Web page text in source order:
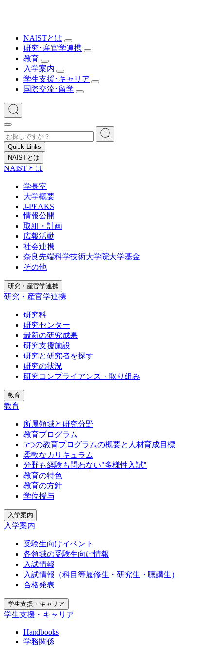
NAISTとは
研究･産官学連携
教育
入学案内
学生支援･キャリア
国際交流･留学
Quick Links
NAISTとは
NAISTとは
学長室
大学概要
J-PEAKS
情報公開
取組・計画
広報活動
社会連携
奈良先端科学技術大学院大学基金
その他
研究・産官学連携
研究・産官学連携
研究科
研究センター
最新の研究成果
研究支援施設
研究と研究者を探す
研究の状況
研究コンプライアンス・取り組み
教育
教育
所属領域と研究分野
教育プログラム
5つの教育プログラムの概要と人材育成目標
柔軟なカリキュラム
分野も経験も問わない"多様性入試"
教育の特色
教育の方針
学位授与
入学案内
入学案内
受験生向けイベント
各領域の受験生向け情報
入試情報
入試情報（科目等履修生・研究生・聴講生）
合格発表
学生支援・キャリア
学生支援・キャリア
Handbooks
学務関係